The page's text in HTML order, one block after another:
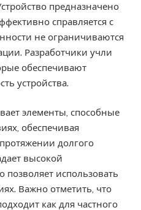
предназначено
справляется с
не ограничиваются
Разработчики учли
обеспечивают
устройства.
элементы, способные
обеспечивая
долгого
высокой
позволяет использовать
Важно отметить, что
как для частного